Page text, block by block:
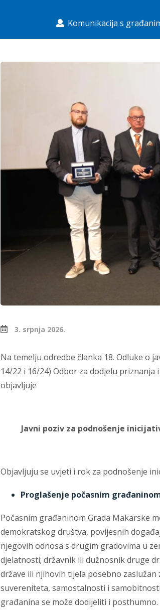
Komunikacija s
3. srpnja 2026.
Na temelju odredbe članka 18. Odluke o
14/22 i 16/24) Odbor za dodjelu priznanja
objavljuje
Javni poziv za podnošenje
Objavljuju se uvjeti i rok za podnošenje
Proglašenje počasnim
Počasnim građaninom Grada Makarske
demokratskog društva, povijesnih
njegovih odnosa s drugim gradovima u
djelatnosti; državnik ili dužnosnik druge
države ili njihovih tijela posebno
suvereniteta, samostalnosti i
građanina se može dodijeliti i posthumno.